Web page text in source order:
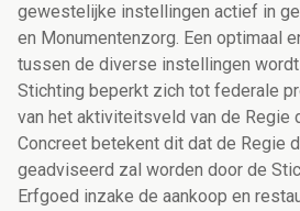
gewestelijke instellingen actief in
en Monumentenzorg. Een optimaal
tussen de diverse instellingen
Stichting beperkt zich tot federale
van het aktiviteitsveld van de Regie
Concreet betekent dit dat de Regie
geadviseerd zal worden door de
Erfgoed inzake de aankoop en